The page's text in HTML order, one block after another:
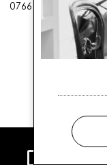
0766 25656